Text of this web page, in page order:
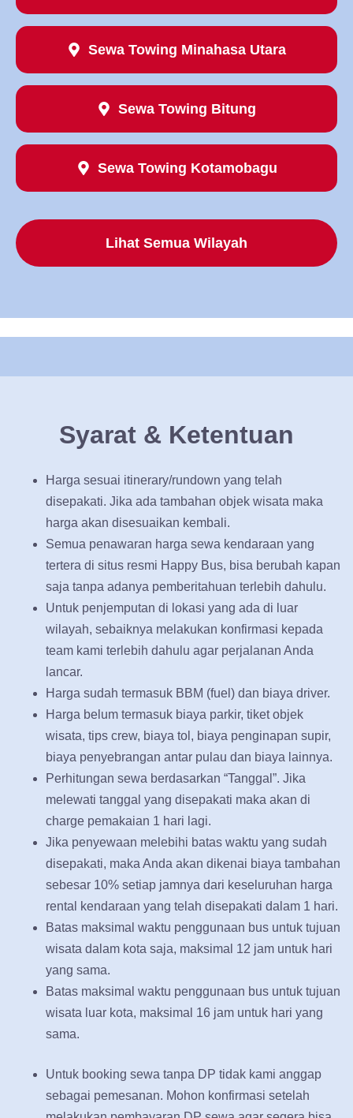
Sewa Towing Minahasa Utara
Sewa Towing Bitung
Sewa Towing Kotamobagu
Lihat Semua Wilayah
Syarat & Ketentuan
Harga sesuai itinerary/rundown yang telah
disepakati. Jika ada tambahan objek wisata maka
harga akan disesuaikan kembali.
Semua penawaran harga sewa kendaraan yang
tertera di situs resmi Happy Bus, bisa berubah kapan
saja tanpa adanya pemberitahuan terlebih dahulu.
Untuk penjemputan di lokasi yang ada di luar
wilayah, sebaiknya melakukan konfirmasi kepada
team kami terlebih dahulu agar perjalanan Anda
lancar.
Harga sudah termasuk BBM (fuel) dan biaya driver.
Harga belum termasuk biaya parkir, tiket objek
wisata, tips crew, biaya tol, biaya penginapan supir,
biaya penyebrangan antar pulau dan biaya lainnya.
Perhitungan sewa berdasarkan “Tanggal”. Jika
melewati tanggal yang disepakati maka akan di
charge pemakaian 1 hari lagi.
Jika penyewaan melebihi batas waktu yang sudah
disepakati, maka Anda akan dikenai biaya tambahan
sebesar 10% setiap jamnya dari keseluruhan harga
rental kendaraan yang telah disepakati dalam 1 hari.
Batas maksimal waktu penggunaan bus untuk tujuan
wisata dalam kota saja, maksimal 12 jam untuk hari
yang sama.
Batas maksimal waktu penggunaan bus untuk tujuan
wisata luar kota, maksimal 16 jam untuk hari yang
sama.
Untuk booking sewa tanpa DP tidak kami anggap
sebagai pemesanan. Mohon konfirmasi setelah